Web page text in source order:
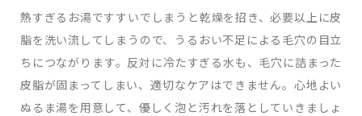
熱すぎるお湯ですすいでしまうと乾燥を招き、必要以上に皮
脂を洗い流してしまうので、うるおい不足による毛穴の目立
ちにつながります。反対に冷たすぎる水も、毛穴に詰まった
皮脂が固まってしまい、適切なケアはできません。心地よい
ぬるま湯を用意して、優しく泡と汚れを落としていきましょ